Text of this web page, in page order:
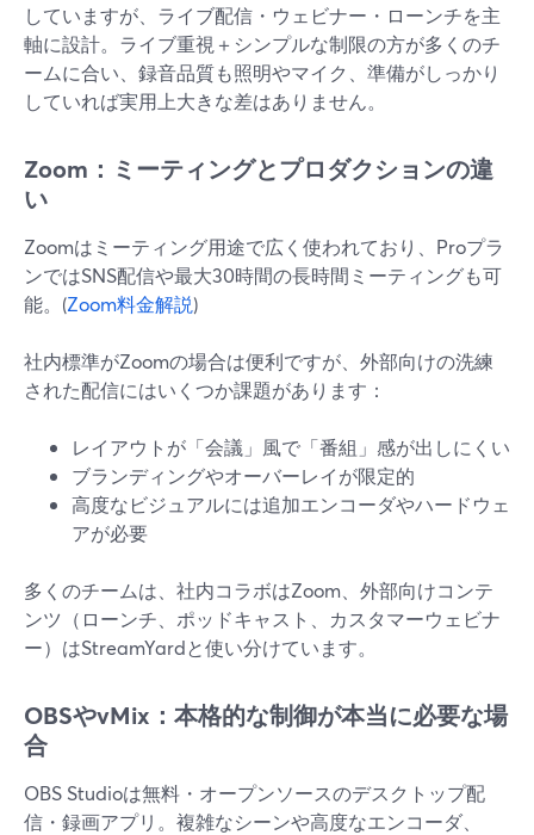
していますが、ライブ配信・ウェビナー・ローンチを主
軸に設計。ライブ重視＋シンプルな制限の方が多くのチ
ームに合い、録音品質も照明やマイク、準備がしっかり
していれば実用上大きな差はありません。
Zoom：ミーティングとプロダクションの違
い
Zoomはミーティング用途で広く使われており、Proプラ
ンではSNS配信や最大30時間の長時間ミーティングも可
能。(Zoom料金解説)
社内標準がZoomの場合は便利ですが、外部向けの洗練
された配信にはいくつか課題があります：
レイアウトが「会議」風で「番組」感が出しにくい
ブランディングやオーバーレイが限定的
高度なビジュアルには追加エンコーダやハードウェ
アが必要
多くのチームは、社内コラボはZoom、外部向けコンテ
ンツ（ローンチ、ポッドキャスト、カスタマーウェビナ
ー）はStreamYardと使い分けています。
OBSやvMix：本格的な制御が本当に必要な場
合
OBS Studioは無料・オープンソースのデスクトップ配
信・録画アプリ。複雑なシーンや高度なエンコーダ、